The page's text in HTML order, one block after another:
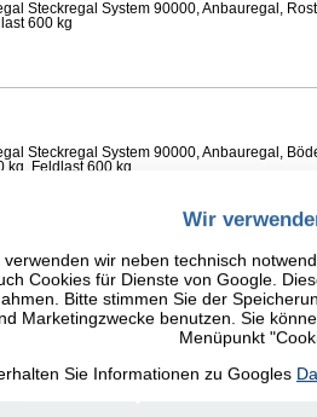
Steckregal System 90000, Anbauregal,
600 kg
Steckregal System 90000, Anbauregal,
kg, Feldlast 600 kg
Steckregal System 90000, Anbauregal,
600 kg
Wir
wir neben technisch
Cookies für Dienste von Google.
Bitte stimmen Sie der
Marketingzwecke benutzen. Sie
Menüpunkt
Sie Informationen zu Googles